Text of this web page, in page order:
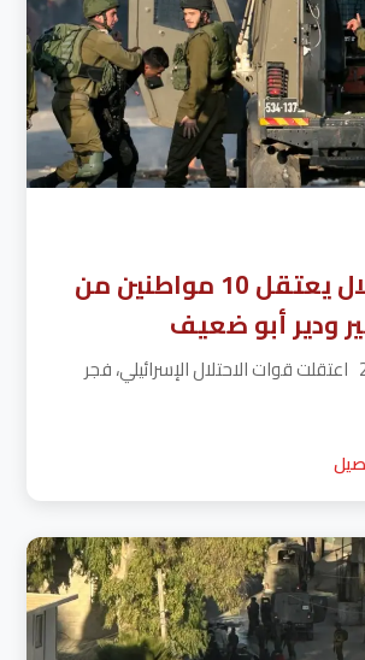
جنين: الاحتلال يعتقل 10 مواطنين من
ودير أبو ضعيف
جنين 14-7-2026 اعتقلت قوات الاحتلال الإسرائيلي، فجر